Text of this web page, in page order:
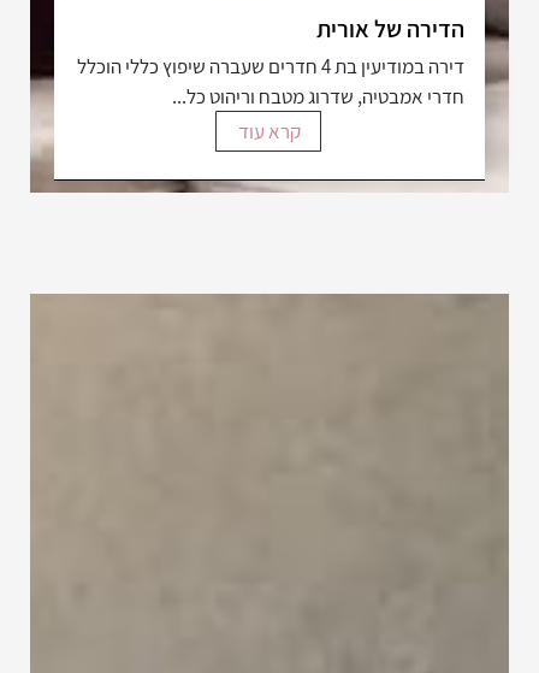
הדירה של אורית
דירה במודיעין בת 4 חדרים שעברה שיפוץ כללי הוכלל
חדרי אמבטיה, שדרוג מטבח וריהוט כל...
קרא עוד